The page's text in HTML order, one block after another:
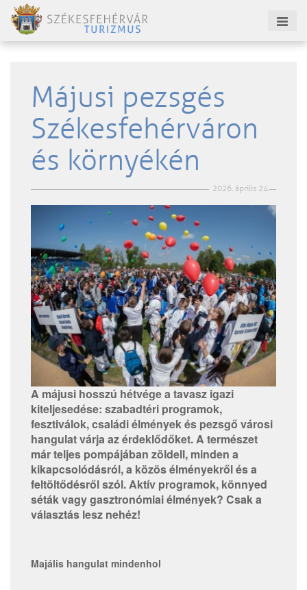
Májusi pezsgés
Székesfehérváron
és környékén
2026. április 24.
A májusi hosszú hétvége a tavasz igazi
kiteljesedése: szabadtéri programok,
fesztiválok, családi élmények és pezsgő városi
hangulat várja az érdeklődőket. A természet
már teljes pompájában zöldell, minden a
kikapcsolódásról, a közös élményekről és a
feltöltődésről szól. Aktív programok, könnyed
séták vagy gasztronómiai élmények? Csak a
választás lesz nehéz!
Majális hangulat mindenhol